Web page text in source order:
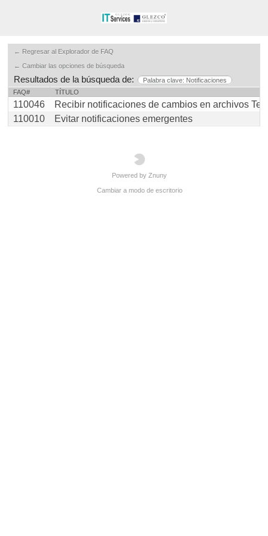
← Regresar al Explorador de FAQ
← Cambiar las opciones de búsqueda
Resultados de la búsqueda de:
Palabra clave: Notificaciones
FAQ#
TÍTULO
110046
Recibir notificaciones de cambios en archivos
110010
Evitar notificaciones emergentes
Powered by Znuny
Cambiar a modo de escritorio